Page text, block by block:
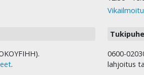
.
0600-
lahjoitus